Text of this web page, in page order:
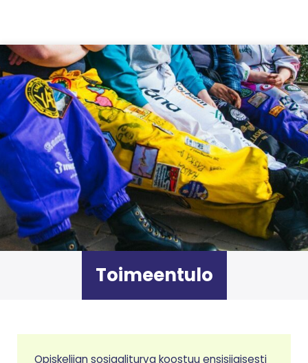
Siirry sisältöön
Toimeentulo
Opiskelijan sosiaaliturva koostuu ensisijaisesti